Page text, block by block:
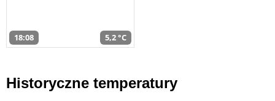
18:08 5,2 °C
Historyczne temperatury